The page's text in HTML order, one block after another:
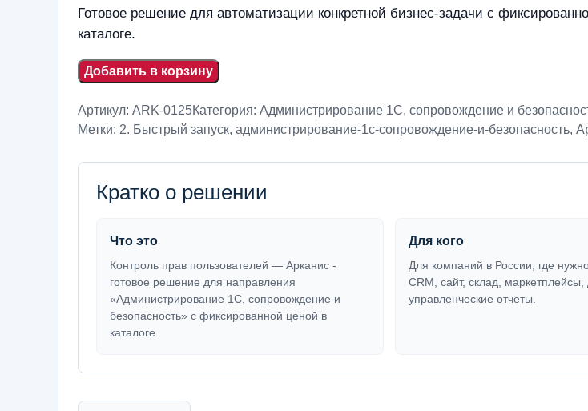
Готовое решение для автоматизации конкретной бизнес-задачи с
каталоге.
Добавить в корзину
Артикул: ARK-0125Категория: Администрирование 1С, сопровождение и
Метки: 2. Быстрый запуск, администрирование-1с-сопровождение-и-безопасность,
Кратко о решении
Что это
Контроль прав пользователей — Арканис -
готовое решение для направления
«Администрирование 1С, сопровождение и
безопасность» с фиксированной ценой в
каталоге.
Для кого
Для компаний в России, где
CRM, сайт, склад,
управленческие отчеты.